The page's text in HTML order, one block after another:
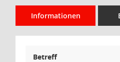
Informationen
Betreff